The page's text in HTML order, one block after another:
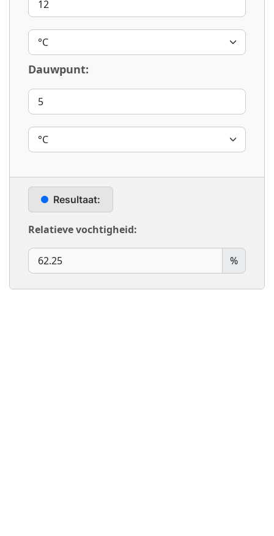
Dauwpunt:
Resultaat:
Relatieve vochtigheid:
%